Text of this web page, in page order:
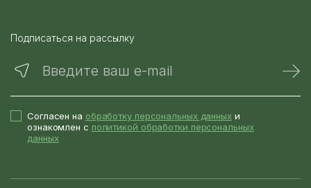
Подписаться на рассылку
Введите ваш e-mail
Согласен на обработку персональных данных и
ознакомлен с политикой обработки персональных
данных